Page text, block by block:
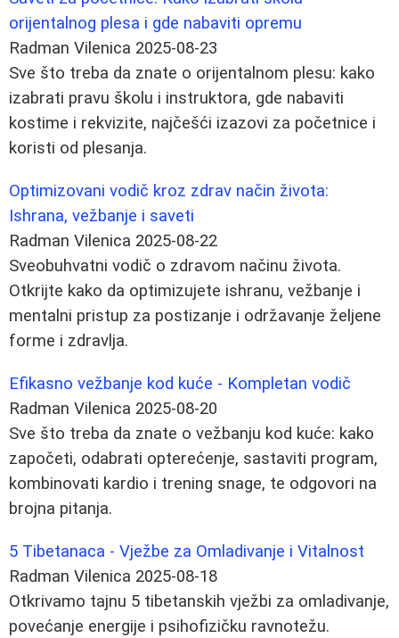
orijentalnog plesa i gde nabaviti opremu
Radman Vilenica 2025-08-23
Sve što treba da znate o orijentalnom plesu: kako
izabrati pravu školu i instruktora, gde nabaviti
kostime i rekvizite, najčešći izazovi za početnice i
koristi od plesanja.
Optimizovani vodič kroz zdrav način života:
Ishrana, vežbanje i saveti
Radman Vilenica 2025-08-22
Sveobuhvatni vodič o zdravom načinu života.
Otkrijte kako da optimizujete ishranu, vežbanje i
mentalni pristup za postizanje i održavanje željene
forme i zdravlja.
Efikasno vežbanje kod kuće - Kompletan vodič
Radman Vilenica 2025-08-20
Sve što treba da znate o vežbanju kod kuće: kako
započeti, odabrati opterećenje, sastaviti program,
kombinovati kardio i trening snage, te odgovori na
brojna pitanja.
5 Tibetanaca - Vježbe za Omladivanje i Vitalnost
Radman Vilenica 2025-08-18
Otkrivamo tajnu 5 tibetanskih vježbi za omladivanje,
povećanje energije i psihofizičku ravnotežu.